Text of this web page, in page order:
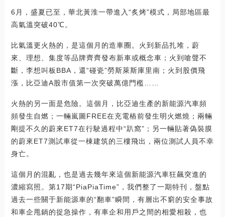
6月，盛夏已至，華北黃淮一帶進入“炙烤”模式，局部地區最
高氣溫突破40℃。
比氣溫更火熱的，是這個月的造車圈。火到新品扎堆，蔚
來、理想、集度等品牌齊齊發布新車或概念車；火到嗆聲不
斷，李想叫板BBA，還“碰瓷”勞斯萊斯庫里南；火到股價飛
漲，比亞迪A股市值第一次突破萬億門檻……
火熱的另一面是危險。這個月，比亞迪生產的新能源汽車頻
頻發生自燃；一輛嵐圖FREE在充電樁前發生明火燃燒；兩輛
剛提不久的蔚來ET7在行駛過程中“趴窩”；另一輛貼著偽裝膜
的蔚來ET7測試車從一棟建筑的三樓飛出，兩位測試人員不幸
身亡。
這個月的混亂，也是過去幾年來這個新能源汽車狂飆突進的
濃縮寫照。第17期“PiaPiaTime”，我們整了一期特刊，盤點
過去一些關于新能源車的“翻車”瞬間，有層出不窮的安全事故
和車企甩鍋的捉急操作，有車企和用戶之間的相愛相殺，也